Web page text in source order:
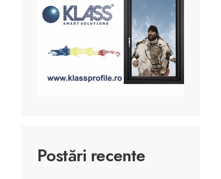
Postări recente